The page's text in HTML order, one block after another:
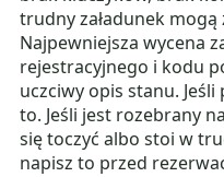
trudny załadunek
Najpewniejsza wycena
rejestracyjnego i kodu
uczciwy opis stanu.
to. Jeśli jest rozebrany
się toczyć albo stoi w
napisz to przed